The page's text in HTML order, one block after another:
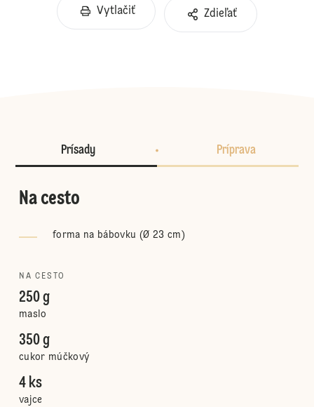
Vytlačiť Zdieľať
Prísady Príprava
Na cesto
forma na bábovku (Ø 23 cm)
NA CESTO
250 g
maslo
350 g
cukor múčkový
4 ks
vajce